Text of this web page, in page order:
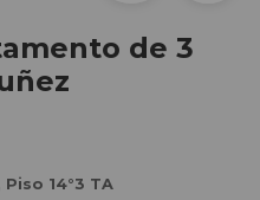
de 3
14°3 TA